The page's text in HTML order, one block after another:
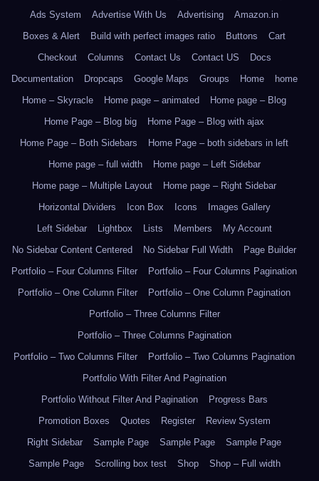
Ads System
Advertise With Us Advertising
Amazon.in
Boxes & Alert
Build with perfect images ratio Buttons
Cart
Checkout
Columns Contact Us Contact US
Docs
Documentation
Dropcaps Google Maps Groups Home
home
Home – Skyracle
Home page – animated
Home page – Blog
Home Page – Blog big
Home Page – Blog with ajax
Home Page – Both Sidebars
Home Page – both sidebars in left
Home page – full width
Home page – Left Sidebar
Home page – Multiple Layout
Home page – Right Sidebar
Horizontal Dividers
Icon Box Icons
Images Gallery
Left Sidebar
Lightbox Lists Members
My Account
No Sidebar Content Centered
No Sidebar Full Width
Page Builder
Portfolio – Four Columns Filter
Portfolio – Four Columns Pagination
Portfolio – One Column Filter
Portfolio – One Column Pagination
Portfolio – Three Columns Filter
Portfolio – Three Columns Pagination
Portfolio – Two Columns Filter
Portfolio – Two Columns Pagination
Portfolio With Filter And Pagination
Portfolio Without Filter And Pagination
Progress Bars
Promotion Boxes
Quotes Register
Review System
Right Sidebar
Sample Page Sample Page
Sample Page
Sample Page
Scrolling box test Shop
Shop – Full width